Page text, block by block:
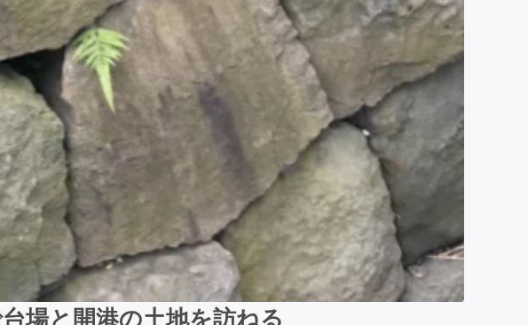
場と開港の土地を訪ねる